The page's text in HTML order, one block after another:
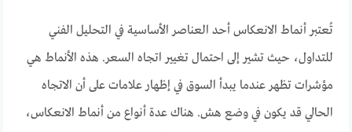
تُعتبر أنماط الانعكاس أحد العناصر الأساسية في التحليل الفني
للتداول، حيث تشير إلى احتمال تغيير اتجاه السعر. هذه الأنماط هي
مؤشرات تظهر عندما يبدأ السوق في إظهار علامات على أن الاتجاه
الحالي قد يكون في وضع هش. هناك عدة أنواع من أنماط الانعكاس،